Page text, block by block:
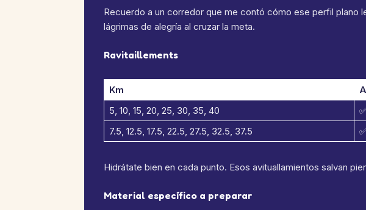
Recuerdo a un corredor que me contó cómo ese perfil plano
lágrimas de alegría al cruzar la meta.
Ravitaillements
Km
5, 10, 15, 20, 25, 30, 35, 40
7.5, 12.5, 17.5, 22.5, 27.5, 32.5, 37.5
Hidrátate bien en cada punto. Esos avituallamientos salvan
Material específico a preparar